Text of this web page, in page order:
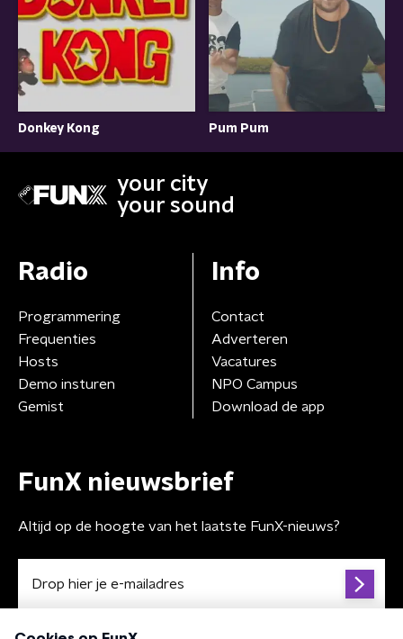
Donkey Kong Pum Pum
your city
your sound
Radio
Programmering
Frequenties
Hosts
Demo insturen
Gemist
Info
Contact
Adverteren
Vacatures
NPO Campus
Download de app
FunX nieuwsbrief
Altijd op de hoogte van het laatste FunX-nieuws?